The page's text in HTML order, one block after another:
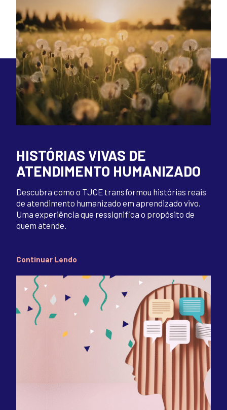
HISTÓRIAS VIVAS DE
ATENDIMENTO HUMANIZADO
Descubra como o TJCE transformou histórias reais
de atendimento humanizado em aprendizado vivo.
Uma experiência que ressignifica o propósito de
quem atende.
Continuar Lendo